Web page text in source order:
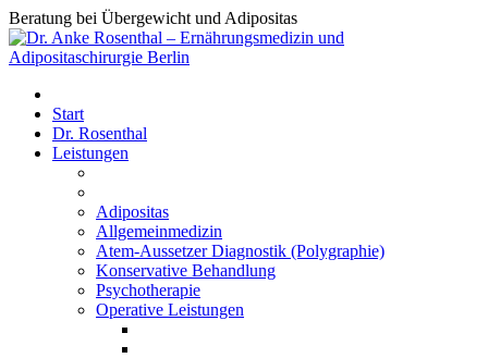
Beratung bei Übergewicht und Adipositas
Start
Dr. Rosenthal
Leistungen
Adipositas
Allgemeinmedizin
Atem-Aussetzer Diagnostik (Polygraphie)
Konservative Behandlung
Psychotherapie
Operative Leistungen